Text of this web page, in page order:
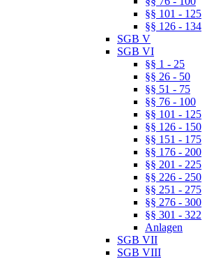
§§ 101 - 125
§§ 126 - 134
SGB V
SGB VI
§§ 1 - 25
§§ 26 - 50
§§ 51 - 75
§§ 76 - 100
§§ 101 - 125
§§ 126 - 150
§§ 151 - 175
§§ 176 - 200
§§ 201 - 225
§§ 226 - 250
§§ 251 - 275
§§ 276 - 300
§§ 301 - 322
Anlagen
SGB VII
SGB VIII